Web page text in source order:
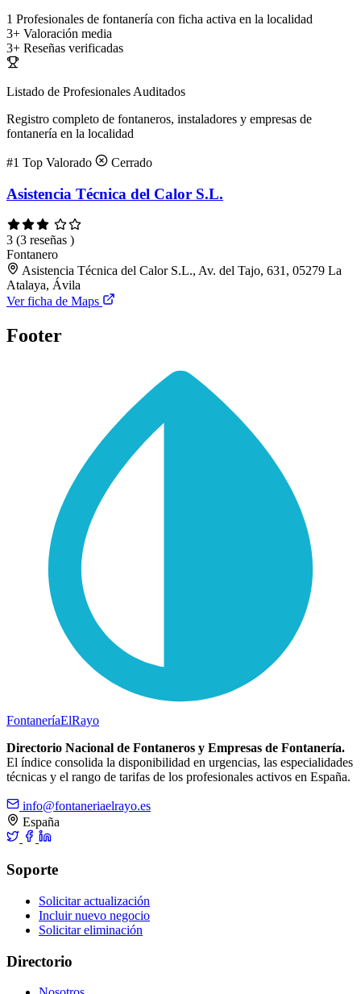
1 Profesionales de fontanería con ficha activa en la localidad
3+ Valoración media
3+ Reseñas verificadas
Listado de Profesionales Auditados
Registro completo de fontaneros, instaladores y empresas de
fontanería en la localidad
#1 Top Valorado Cerrado
Asistencia Técnica del Calor S.L.
3 (3 reseñas )
Fontanero
Asistencia Técnica del Calor S.L., Av. del Tajo, 631, 05279 La
Atalaya, Ávila
Ver ficha de Maps
Footer
FontaneríaElRayo
Directorio Nacional de Fontaneros y Empresas de Fontanería.
El índice consolida la disponibilidad en urgencias, las especialidades
técnicas y el rango de tarifas de los profesionales activos en España.
info@fontaneriaelrayo.es
España
Soporte
Solicitar actualización
Incluir nuevo negocio
Solicitar eliminación
Directorio